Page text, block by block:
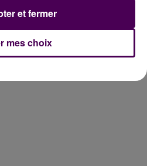
entrées pour Papéa Parc !
mes choix
et fermer